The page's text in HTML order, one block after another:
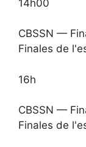
14h00
CBSSN —
Finales de
16h
CBSSN —
Finales de